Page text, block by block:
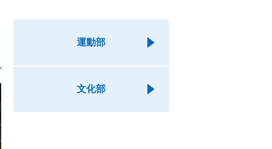
運動部
文化部